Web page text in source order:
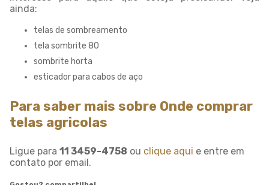
ainda:
telas de sombreamento
tela sombrite 80
sombrite horta
esticador para cabos de aço
Para saber mais sobre Onde comprar
telas agricolas
Ligue para 11 3459-4758 ou clique aqui e entre em
contato por email.